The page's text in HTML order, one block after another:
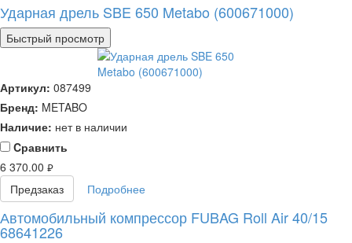
Ударная дрель SBE 650 Metabo (600671000)
Быстрый просмотр
Артикул: 087499
Бренд: METABO
Наличие: нет в наличии
Cравнить
6 370.00 руб.
Предзаказ Подробнее
Автомобильный компрессор FUBAG Roll Air 40/15
68641226